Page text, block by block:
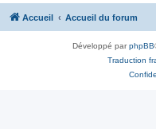
Accueil Accueil du forum
Développé parphpBB
Traduction